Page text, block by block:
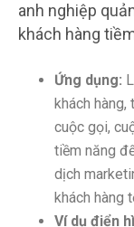
anh nghiệp
khách hàng
Ứng dụng:
khách
cuộc gọi,
tiềm năng
dịch
khách hàng
Ví dụ điển